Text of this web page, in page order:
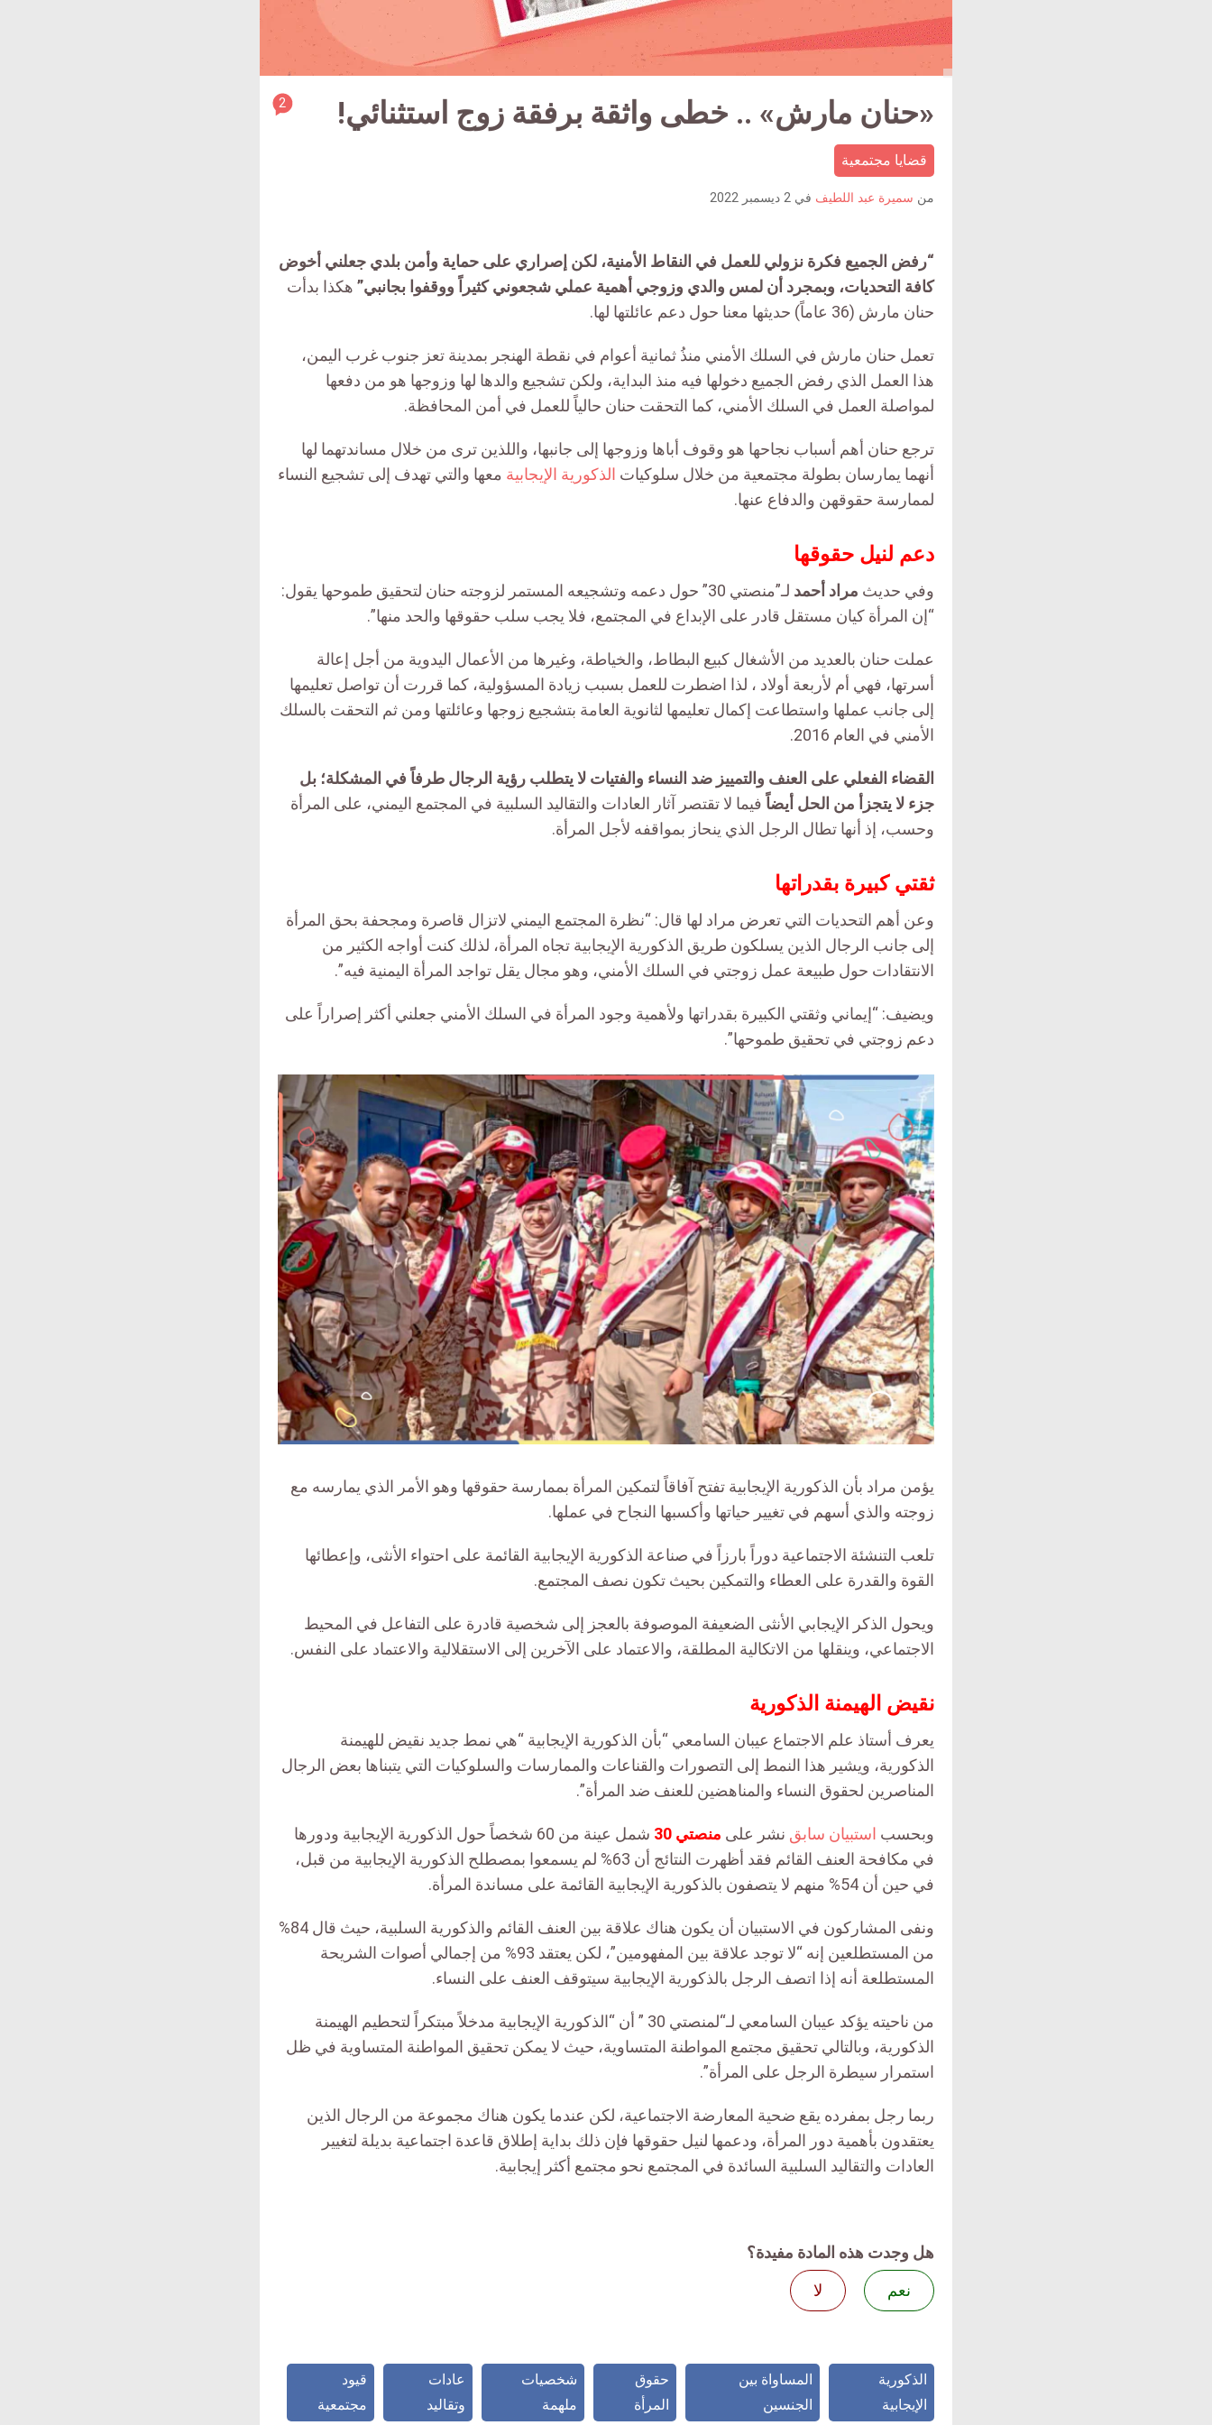
article
2 «حنان مارش» .. خطى واثقة برفقة زوج استثنائي!
قضايا مجتمعية
من سميرة عبد اللطيف في 2 ديسمبر 2022
“رفض الجميع فكرة نزولي للعمل في النقاط الأمنية، لكن إصراري على حماية وأمن بلدي جعلني أخوض
كافة التحديات، وبمجرد أن لمس والدي وزوجي أهمية عملي شجعوني كثيراً ووقفوا بجانبي” هكذا بدأت
حنان مارش (36 عاماً) حديثها معنا حول دعم عائلتها لها.
تعمل حنان مارش في السلك الأمني منذُ ثمانية أعوام في نقطة الهنجر بمدينة تعز جنوب غرب اليمن،
هذا العمل الذي رفض الجميع دخولها فيه منذ البداية، ولكن تشجيع والدها لها وزوجها هو من دفعها
لمواصلة العمل في السلك الأمني، كما التحقت حنان حالياً للعمل في أمن المحافظة.
ترجع حنان أهم أسباب نجاحها هو وقوف أباها وزوجها إلى جانبها، واللذين ترى من خلال مساندتهما لها
أنهما يمارسان بطولة مجتمعية من خلال سلوكيات الذكورية الإيجابية معها والتي تهدف إلى تشجيع النساء
لممارسة حقوقهن والدفاع عنها.
دعم لنيل حقوقها
وفي حديث مراد أحمد لـ”منصتي 30” حول دعمه وتشجيعه المستمر لزوجته حنان لتحقيق طموحها يقول:
“إن المرأة كيان مستقل قادر على الإبداع في المجتمع، فلا يجب سلب حقوقها والحد منها”.
عملت حنان بالعديد من الأشغال كبيع البطاط، والخياطة، وغيرها من الأعمال اليدوية من أجل إعالة
أسرتها، فهي أم لأربعة أولاد ، لذا اضطرت للعمل بسبب زيادة المسؤولية، كما قررت أن تواصل تعليمها
إلى جانب عملها واستطاعت إكمال تعليمها لثانوية العامة بتشجيع زوجها وعائلتها ومن ثم التحقت بالسلك
الأمني في العام 2016.
القضاء الفعلي على العنف والتمييز ضد النساء والفتيات لا يتطلب رؤية الرجال طرفاً في المشكلة؛ بل
جزء لا يتجزأ من الحل أيضاً فيما لا تقتصر آثار العادات والتقاليد السلبية في المجتمع اليمني، على المرأة
وحسب، إذ أنها تطال الرجل الذي ينحاز بمواقفه لأجل المرأة.
ثقتي كبيرة بقدراتها
وعن أهم التحديات التي تعرض مراد لها قال: “نظرة المجتمع اليمني لاتزال قاصرة ومجحفة بحق المرأة
إلى جانب الرجال الذين يسلكون طريق الذكورية الإيجابية تجاه المرأة، لذلك كنت أواجه الكثير من
الانتقادات حول طبيعة عمل زوجتي في السلك الأمني، وهو مجال يقل تواجد المرأة اليمنية فيه”.
ويضيف: “إيماني وثقتي الكبيرة بقدراتها ولأهمية وجود المرأة في السلك الأمني جعلني أكثر إصراراً على
دعم زوجتي في تحقيق طموحها”.
يؤمن مراد بأن الذكورية الإيجابية تفتح آفاقاً لتمكين المرأة بممارسة حقوقها وهو الأمر الذي يمارسه مع
زوجته والذي أسهم في تغيير حياتها وأكسبها النجاح في عملها.
تلعب التنشئة الاجتماعية دوراً بارزاً في صناعة الذكورية الإيجابية القائمة على احتواء الأنثى، وإعطائها
القوة والقدرة على العطاء والتمكين بحيث تكون نصف المجتمع.
ويحول الذكر الإيجابي الأنثى الضعيفة الموصوفة بالعجز إلى شخصية قادرة على التفاعل في المحيط
الاجتماعي، وينقلها من الاتكالية المطلقة، والاعتماد على الآخرين إلى الاستقلالية والاعتماد على النفس.
نقيض الهيمنة الذكورية
يعرف أستاذ علم الاجتماع عيبان السامعي “بأن الذكورية الإيجابية “هي نمط جديد نقيض للهيمنة
الذكورية، ويشير هذا النمط إلى التصورات والقناعات والممارسات والسلوكيات التي يتبناها بعض الرجال
المناصرين لحقوق النساء والمناهضين للعنف ضد المرأة”.
وبحسب استبيان سابق نشر على منصتي 30
شمل عينة من 60 شخصاً حول الذكورية الإيجابية ودورها
في مكافحة العنف القائم فقد أظهرت النتائج أن 63% لم يسمعوا بمصطلح الذكورية الإيجابية من قبل،
في حين أن 54% منهم لا يتصفون بالذكورية الإيجابية القائمة على مساندة المرأة.
ونفى المشاركون في الاستبيان أن يكون هناك علاقة بين العنف القائم والذكورية السلبية، حيث قال
%
من المستطلعين إنه “لا توجد علاقة بين المفهومين”، لكن يعتقد
% من إجمالي أصوات الشريحة
المستطلعة أنه إذا اتصف الرجل بالذكورية الإيجابية سيتوقف العنف على النساء.
من ناحيته يؤكد عيبان السامعي لـ“لمنصتي 30 ”
أن “الذكورية الإيجابية مدخلاً مبتكراً لتحطيم الهيمنة
الذكورية، وبالتالي تحقيق مجتمع المواطنة المتساوية، حيث لا يمكن تحقيق المواطنة المتساوية في ظل
استمرار سيطرة الرجل على المرأة”.
ربما رجل بمفرده يقع ضحية المعارضة الاجتماعية، لكن عندما يكون هناك مجموعة من الرجال الذين
يعتقدون بأهمية دور المرأة، ودعمها لنيل حقوقها فإن ذلك بداية إطلاق قاعدة اجتماعية بديلة لتغيير
العادات والتقاليد السلبية السائدة في المجتمع نحو مجتمع أكثر إيجابية.
هل وجدت هذه المادة مفيدة؟
نعم
لا
الذكورية
الإيجابية
المساواة بين
الجنسين
حقوق
المرأة
شخصيات
ملهمة
عادات
وتقاليد
قيود
مجتمعية